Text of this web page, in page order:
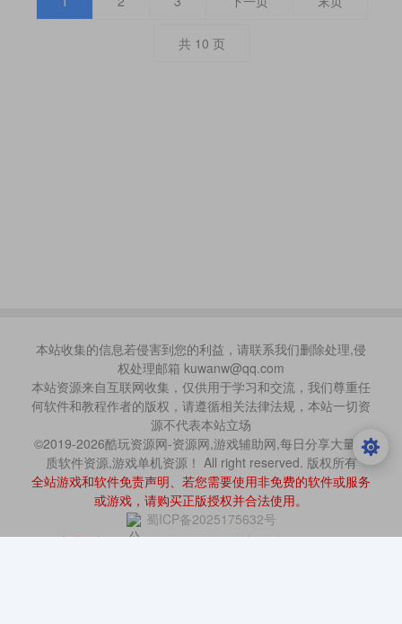
共 10 页
本站收集的信息若侵害到您的利益，请联系我们删除处理,侵
权处理邮箱 kuwanw@qq.com
本站资源来自互联网收集，仅供用于学习和交流，我们尊重任
何软件和教程作者的版权，请遵循相关法律法规，本站一切资
源不代表本站立场
©2019-2026酷玩资源网-资源网,游戏辅助网,每日分享大量优
质软件资源,游戏单机资源！ All right reserved. 版权所有
全站游戏和软件免责声明、若您需要使用非免费的软件或服务
或游戏，请购买正版授权并合法使用。
蜀ICP备2025175632号
注册用户：68 人
今日活跃：1 人